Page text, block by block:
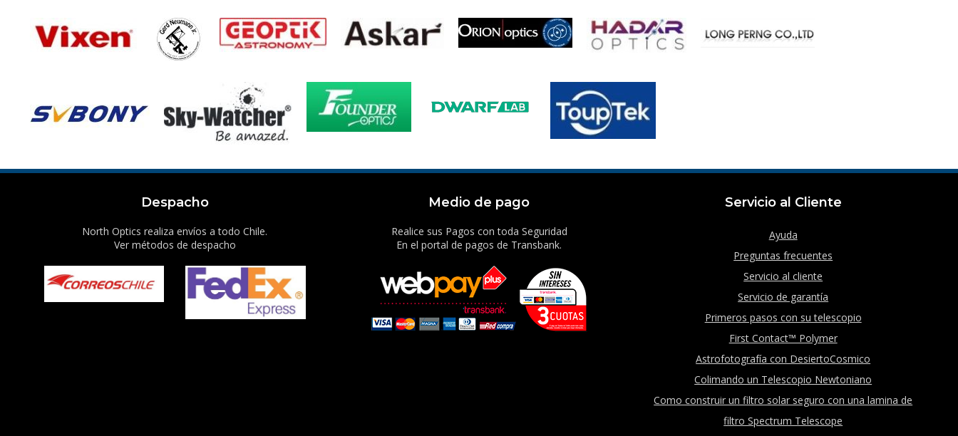
Despacho
North Optics realiza envíos a todo Chile.
Ver métodos de despacho
Medio de pago
Realice sus Pagos con toda Seguridad
En el portal de pagos de Transbank.
Servicio al Cliente
Ayuda
Preguntas frecuentes
Servicio al cliente
Servicio de garantía
Primeros pasos con su telescopio
First Contact™ Polymer
Astrofotografía con DesiertoCosmico
Colimando un Telescopio Newtoniano
Como construir un filtro solar seguro con una lamina de
filtro Spectrum Telescope